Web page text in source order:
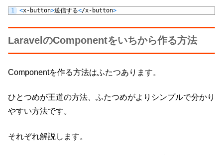
1 <x- button>送信する</x- button>
LaravelのComponentをいちから作る方法
Componentを作る方法はふたつあります。
ひとつめが王道の方法、ふたつめがよりシンプルで分かり
やすい方法です。
それぞれ解説します。